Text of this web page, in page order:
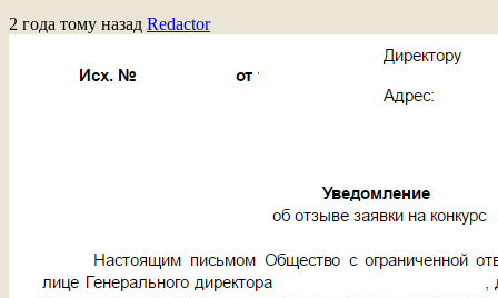
2 года тому назад Redactor